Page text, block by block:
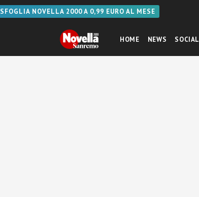
SFOGLIA NOVELLA 2000 A 0,99 EURO AL MESE
HOME NEWS SOCIAL